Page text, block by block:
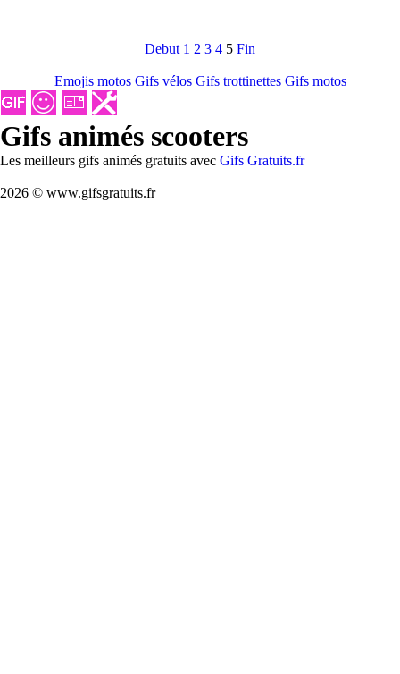
Debut 1 2 3 4 5 Fin
Emojis motos Gifs vélos Gifs trottinettes Gifs motos
Gifs animés scooters
Les meilleurs gifs animés gratuits avec Gifs Gratuits.fr
2026 © www.gifsgratuits.fr